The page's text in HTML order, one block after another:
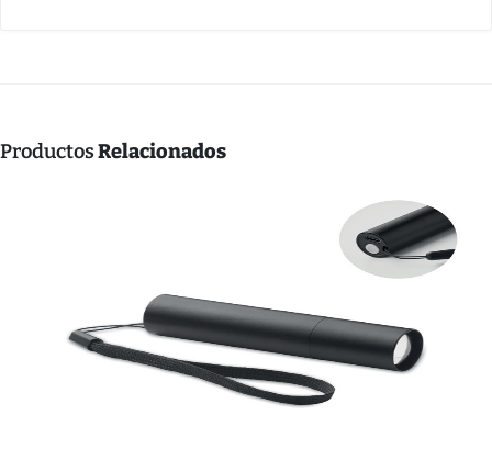
ProductosRelacionados